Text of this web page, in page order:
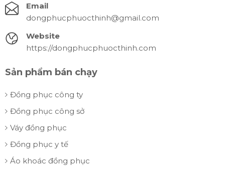
Email
dongphucphuocthinh@gmail.com
Website
https://dongphucphuocthinh.com
Sản phẩm bán chạy
Đồng phục công ty
Đồng phục công sở
Váy đồng phục
Đồng phục y tế
Áo khoác đồng phục